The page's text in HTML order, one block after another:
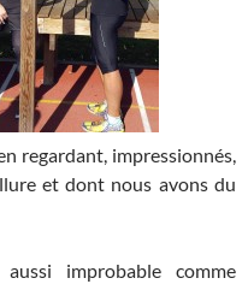
regardant, impressionnés,
et dont nous avons du
improbable comme